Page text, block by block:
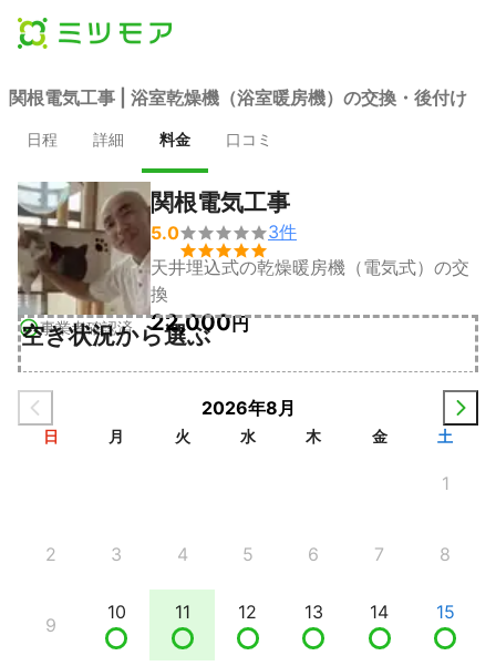
関根電気工事 | 浴室乾燥機（浴室暖房機）の交換・後付け
日程 詳細 料金 口コミ
事業者確認済
関根電気工事
5.0

3件
天井埋込式の乾燥暖房機（電気式）の交
換
22,000円
空き状況から選ぶ
2026年8月
日 月 火 水 木 金 土
1
2 3 4 5 6 7 8
9
10 11 12 13 14 15